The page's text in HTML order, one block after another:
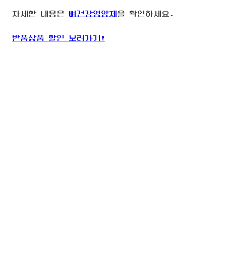
자세한 내용은 뼈건강영양제 을 확인하세요.
반품상품 할인 보러가기!